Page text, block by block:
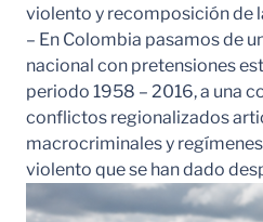
violento y recomposición de
– En Colombia pasamos de
nacional con pretensiones
periodo 1958 – 2016, a una
conflictos regionalizados
macrocriminales y
violento que se han dado